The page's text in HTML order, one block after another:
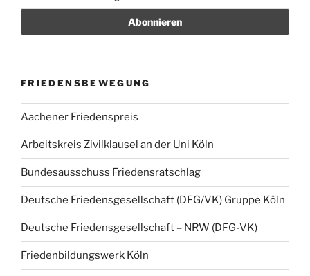
FRIEDENSBEWEGUNG
Aachener Friedenspreis
Arbeitskreis Zivilklausel an der Uni Köln
Bundesausschuss Friedensratschlag
Deutsche Friedensgesellschaft (DFG/VK) Gruppe Köln
Deutsche Friedensgesellschaft – NRW (DFG-VK)
Friedenbildungswerk Köln